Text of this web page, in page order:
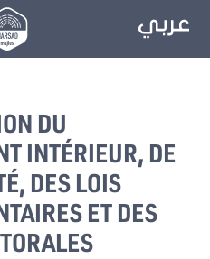
DU
INTÉRIEUR, DE
DES LOIS
ET DES